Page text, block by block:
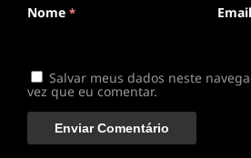
Nome * Email
Salvar meus dados neste
vez que eu comentar.